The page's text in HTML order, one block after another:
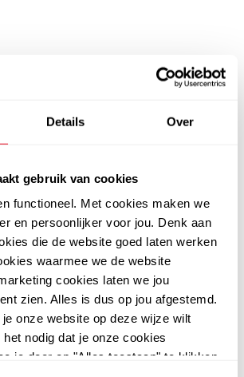
Details Over
gebruik van cookies
functioneel. Met cookies maken we
en persoonlijker voor jou. Denk aan
die de website goed laten werken
waarmee we de website
cookies laten we jou
zien. Alles is dus op jou afgestemd.
onze website op deze wijze wilt
nodig dat je onze cookies
je door op "Alles toestaan" te klikken.